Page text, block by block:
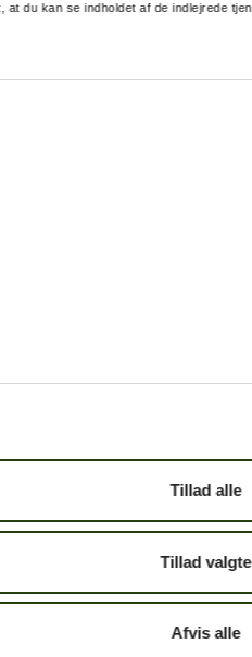
du kan se indholdet af de indlejrede
Tillad alle
Tillad valgte
Afvis alle